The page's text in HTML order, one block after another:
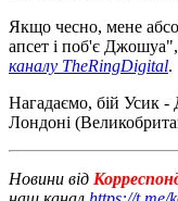
Якщо чесно, мене
апсет і поб'є
каналу TheRingDigital.
Нагадаємо, бій Усик -
Лондоні
Новини від